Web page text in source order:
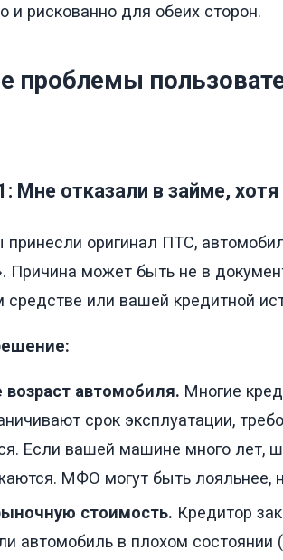
и рискованно для обеих сторон.
проблемы
Мне отказали в займе,
принесли оригинал ПТС,
Причина может быть не в
средстве или вашей кредитной
возраст автомобиля. Многие
срок эксплуатации,
Если вашей машине много лет,
МФО могут быть лояльнее,
стоимость. Кредитор
автомобиль в плохом